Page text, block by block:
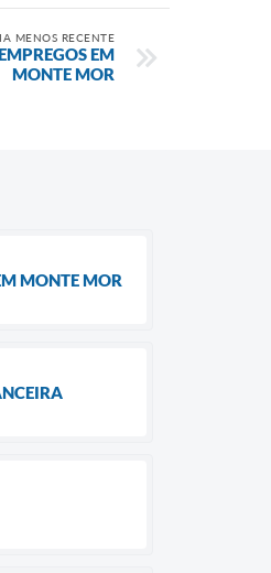
MENOS RECENTE
EM
MONTE MOR
MONTE MOR